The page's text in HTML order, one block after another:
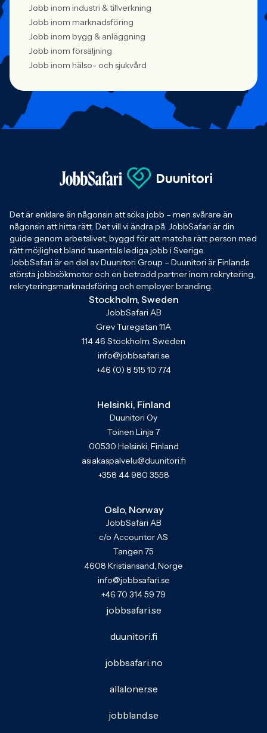
Jobb inom industri & tillverkning
Jobb inom marknadsföring
Jobb inom bygg & anläggning
Jobb inom försäljning
Jobb inom hälso- och sjukvård
Det är enklare än någonsin att söka jobb – men svårare än
någonsin att hitta rätt. Det vill vi ändra på. JobbSafari är din
guide genom arbetslivet, byggd för att matcha rätt person med
rätt möjlighet bland tusentals lediga jobb i Sverige.
JobbSafari är en del av Duunitori Group – Duunitori är Finlands
största jobbsökmotor och en betrodd partner inom rekrytering,
rekryteringsmarknadsföring och employer branding.
Stockholm, Sweden
JobbSafari AB
Grev Turegatan 11A
114 46 Stockholm, Sweden
info@jobbsafari.se
+46 (0) 8 515 10 774
Helsinki, Finland
Duunitori Oy
Toinen Linja 7
00530 Helsinki, Finland
asiakaspalvelu@duunitori.fi
+358 44 980 3558
Oslo, Norway
JobbSafari AB
c/o Accountor AS
Tangen 75
4608 Kristiansand, Norge
info@jobbsafari.se
+46 70 314 59 79
jobbsafari.se
duunitori.fi
jobbsafari.no
allaloner.se
jobbland.se